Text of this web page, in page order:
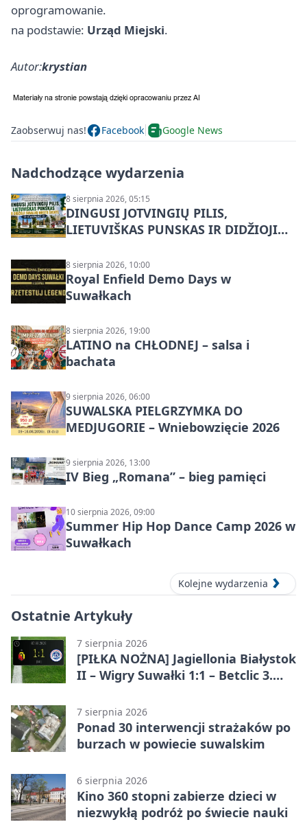
oprogramowanie.
na podstawie: Urząd Miejski.
Autor:krystian
Zaobserwuj nas! Facebook Google News
Nadchodzące wydarzenia
8 sierpnia 2026, 05:15
DINGUSI JOTVINGIŲ PILIS,
LIETUVIŠKAS PUNSKAS IR DIDŽIOJI
DZŪKIJOS – jednodienė kelionė
8 sierpnia 2026, 10:00
Royal Enfield Demo Days w
Suwałkach
8 sierpnia 2026, 19:00
LATINO na CHŁODNEJ – salsa i
bachata
9 sierpnia 2026, 06:00
SUWALSKA PIELGRZYMKA DO
MEDJUGORIE – Wniebowzięcie 2026
9 sierpnia 2026, 13:00
IV Bieg „Romana” – bieg pamięci
10 sierpnia 2026, 09:00
Summer Hip Hop Dance Camp 2026 w
Suwałkach
Kolejne wydarzenia
Ostatnie Artykuły
7 sierpnia 2026
[PIŁKA NOŻNA] Jagiellonia Białystok
II – Wigry Suwałki 1:1 – Betclic 3.
7 sierpnia 2026
Ponad 30 interwencji strażaków po
burzach w powiecie suwalskim
6 sierpnia 2026
Kino 360 stopni zabierze dzieci w
niezwykłą podróż po świecie nauki